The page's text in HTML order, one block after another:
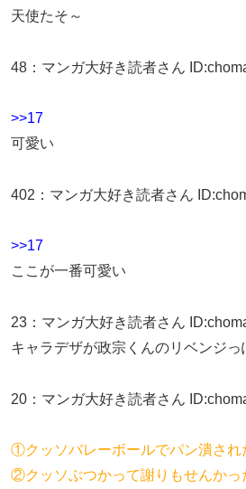
天使たそ～
48 ： マンガ大好き読者さん
>>17
可愛い
402 ： マンガ大好き読者さん
>>17
ここが一番可愛い
23 ： マンガ大好き読者さん
キャラデザが政宗くんのリベンジっ
20 ： マンガ大好き読者さん
①クッソバレーボールでパン潰され
②クッソぶつかって謝りもせんかっ